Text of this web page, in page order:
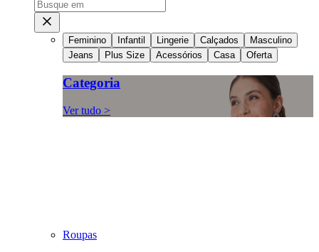
Feminino Infantil Lingerie Calçados
Masculino
Jeans
Plus Size Acessórios Casa Oferta
Categoria
Ver tudo >
Roupas